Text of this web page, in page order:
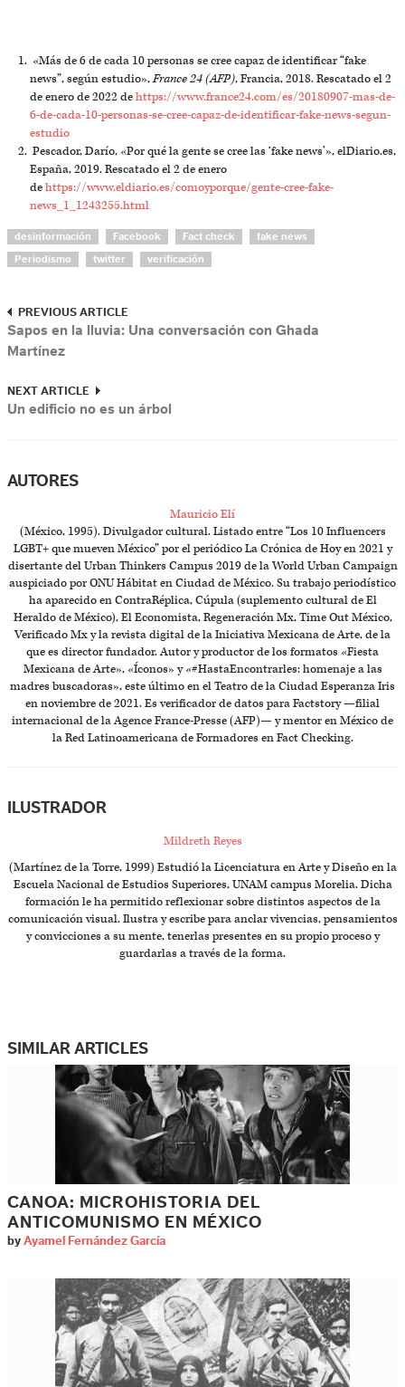
«Más de 6 de cada 10 personas se cree capaz de identificar “fake
news”, según estudio»,France 24 (AFP), Francia, 2018. Rescatado el 2
de enero de 2022 dehttps://www.france24.com/es/20180907-mas-de-
6-de-cada-10-personas-se-cree-capaz-de-identificar-fake-news-segun-
estudio
Pescador, Darío, «Por qué la gente se cree las ‘fake news’», elDiario.es,
España, 2019. Rescatado el 2 de enero
dehttps://www.eldiario.es/comoyporque/gente-cree-fake-
news_1_1243255.html
desinformación Facebook Fact check fake news
Periodismo twitter verificación
PREVIOUS ARTICLE
Sapos en la lluvia: Una conversación con Ghada
Martínez
NEXT ARTICLE
Un edificio no es un árbol
AUTORES
Mauricio Elí
(México, 1995). Divulgador cultural. Listado entre “Los 10 Influencers
LGBT+ que mueven México” por el periódico La Crónica de Hoy en 2021 y
disertante del Urban Thinkers Campus 2019 de la World Urban Campaign
auspiciado por ONU Hábitat en Ciudad de México. Su trabajo periodístico
ha aparecido en ContraRéplica, Cúpula (suplemento cultural de El
Heraldo de México), El Economista, Regeneración Mx, Time Out México,
Verificado Mx y la revista digital de la Iniciativa Mexicana de Arte, de la
que es director fundador. Autor y productor de los formatos «Fiesta
Mexicana de Arte», «Íconos» y «#HastaEncontrarles: homenaje a las
madres buscadoras», este último en el Teatro de la Ciudad Esperanza Iris
en noviembre de 2021. Es verificador de datos para Factstory —filial
internacional de la Agence France-Presse (AFP)— y mentor en México de
la Red Latinoamericana de Formadores en Fact Checking.
ILUSTRADOR
Mildreth Reyes
(Martínez de la Torre, 1999) Estudió la Licenciatura en Arte y Diseño en la
Escuela Nacional de Estudios Superiores, UNAM campus Morelia. Dicha
formación le ha permitido reflexionar sobre distintos aspectos de la
comunicación visual. Ilustra y escribe para anclar vivencias, pensamientos
y convicciones a su mente, tenerlas presentes en su propio proceso y
guardarlas a través de la forma.
SIMILAR ARTICLES
CANOA: MICROHISTORIA DEL
ANTICOMUNISMO EN MÉXICO
by Ayamel Fernández García